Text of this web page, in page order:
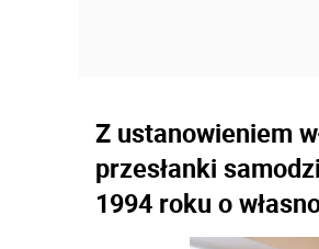
Z ustanowieniem
przesłanki
1994 roku o